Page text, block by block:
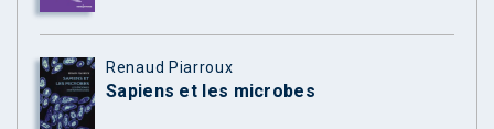
Renaud Piarroux
Sapiens et les microbes